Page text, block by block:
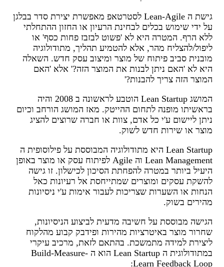
גישת ה Lean-Agile לסטרטאפ מאפשרת יצירת סדר בבלגן
על ידי שימוש בכלים לבחינת הרעיון או החזון ההתחלתי
ללא הרף. המטרה היא לא 'פשוט לבזבז פחות כסף' או
ליפול/להצליח מהר, אלא להטמיע תהליך, מתודולוגיה
מובנית סביב פיתוח של מוצר ומיצוב עסק חדש. השאלה
היא לא 'האם ניתן לבנות את המוצר הזה?' אלא 'האם
המוצר הזה צריך להבנות?'
המושג Lean Startup הוטבע לראשונה ב 2008 והיה
בראשיתו מופנה לתחום ההייטק. מאז המושג הורחב וכיום
ניתן ליישום ע'י כל אדם, צוות או חברה שרוצים להציג
מוצר או שירות חדש לשוק.
Lean Startup היא מתודולוגיה המבוססת על פילוסופית ה
Lean Management וה Agile לפיתוח עסק או מוצר באופן
היעיל ביותר במטרה להפחתת הסיכון לכישלון. זו גישה
להשקת עסקים ומוצרים שמתייחסת אל רעיונות כאל
הנחות או השערות שצריכות לעבור אימות ע'י ניסיונות
מהירים בשוק.
הגישה מבוססת על חשיבה מדעית לביצוע הניסיונות,
שחרור מוצר באיטרציות מהירות ופידבק קבוע מהלקוח
ליצירת למידה מתמשכת. בהתאם לזאת, מרכיב עיקרי
במתודולוגית ה Lean Startup הוא ה Build-Measure-
Learn Feedback Loop: